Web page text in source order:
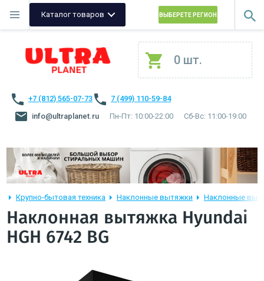
Каталог товаров ВЫБЕРЕТЕ РЕГИОН
0 шт.
+7 (812) 565-07-73
7 (499) 110-59-84
info@ultraplanet.ru
Пн-Пт: 10:00-22:00 Сб-Вс: 11:00-19:00
Крупно-бытовая техника Наклонные вытяжки Наклонные
Наклонная вытяжка Hyundai
HGH 6742 BG